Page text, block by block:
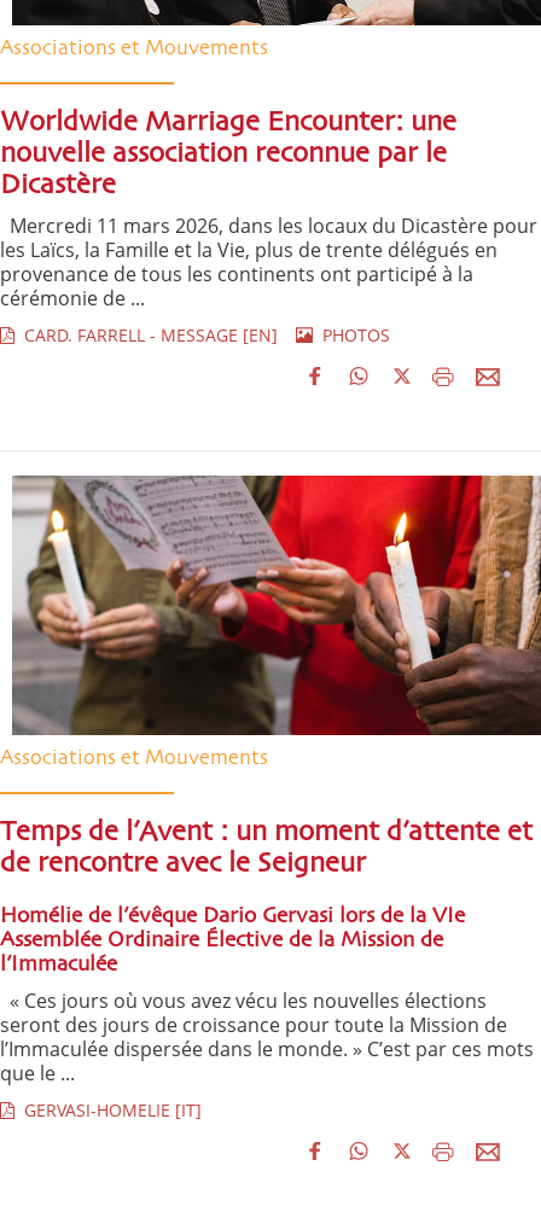
Associations et Mouvements
Worldwide Marriage Encounter: une
nouvelle association reconnue par le
Dicastère
Mercredi 11 mars 2026, dans les locaux du Dicastère pour
les Laïcs, la Famille et la Vie, plus de trente délégués en
provenance de tous les continents ont participé à la
cérémonie de ...
CARD. FARRELL - MESSAGE [EN] PHOTOS
Associations et Mouvements
Temps de l’Avent : un moment d’attente et
de rencontre avec le Seigneur
Homélie de l’évêque Dario Gervasi lors de la VIe
Assemblée Ordinaire Élective de la Mission de
l’Immaculée
« Ces jours où vous avez vécu les nouvelles élections
seront des jours de croissance pour toute la Mission de
l’Immaculée dispersée dans le monde. » C’est par ces mots
que le ...
GERVASI-HOMELIE [IT]